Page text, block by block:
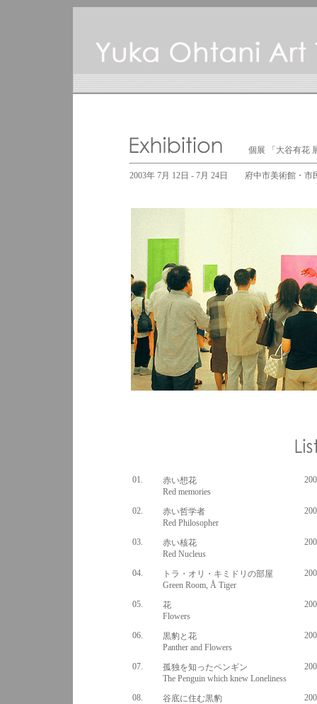
個展 「大谷有花
2003年 7月 12日 - 7月 24日 府中市美術館・市民
01.
赤い想花
Red memories
02.
赤い哲学者
Red Philosopher
03.
赤い核花
Red Nucleus
04.
トラ・オリ・キミドリの部屋
Green Room, Å Tiger
05.
花
Flowers
06.
黒豹と花
Panther and Flowers
07.
孤独を知ったペンギン
The Penguin which knew Loneliness
08.
谷底に住む黒豹